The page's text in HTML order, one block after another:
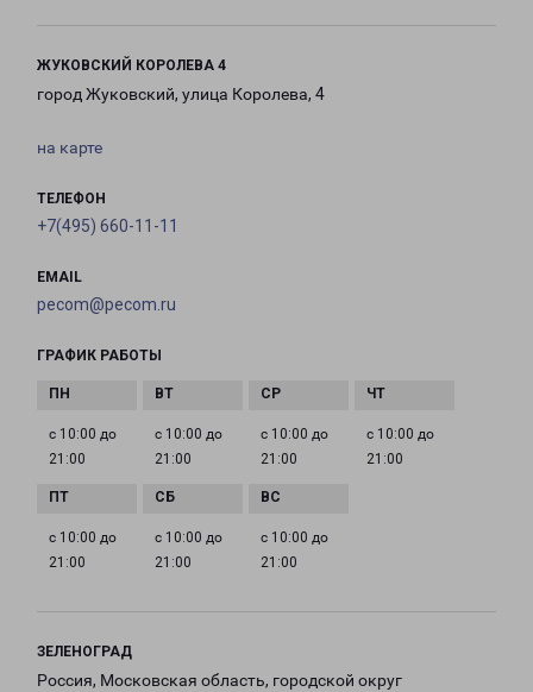
ЖУКОВСКИЙ КОРОЛЕВА 4
город Жуковский, улица Королева, 4
на карте
ТЕЛЕФОН
+7(495) 660-11-11
EMAIL
pecom@pecom.ru
ГРАФИК РАБОТЫ
с 10:00 до
21:00
с 10:00 до
21:00
с 10:00 до
21:00
с 10:00 до
21:00
с 10:00 до
21:00
с 10:00 до
21:00
с 10:00 до
21:00
ЗЕЛЕНОГРАД
Россия, Московская область, городской округ